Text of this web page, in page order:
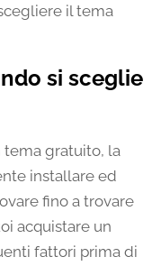
il tema
si sceglie
tema gratuito, la
installare ed
fino a trovare
acquistare un
fattori prima di